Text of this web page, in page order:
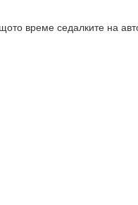
време седалките на